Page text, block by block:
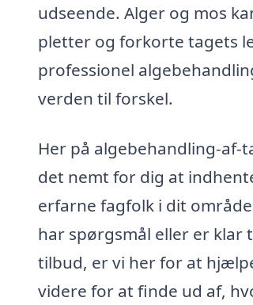
udseende. Alger og mos
pletter og forkorte tagets
professionel
verden til forskel.
Her på algebehandling-af-
det nemt for dig at
erfarne fagfolk i dit
har spørgsmål eller er klar
tilbud, er vi her for at
videre for at finde ud af,